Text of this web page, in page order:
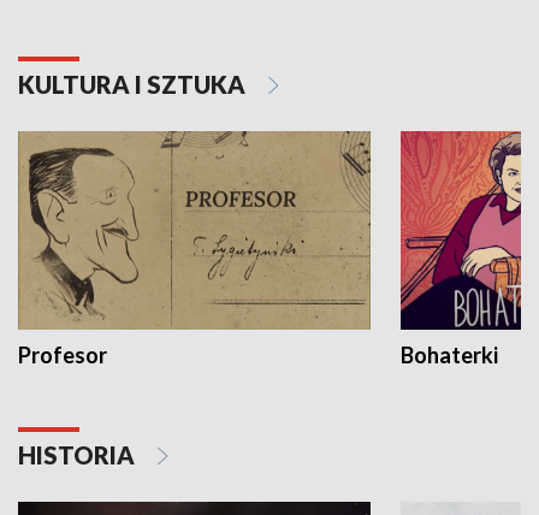
KULTURA I SZTUKA
Profesor Bohaterki
HISTORIA